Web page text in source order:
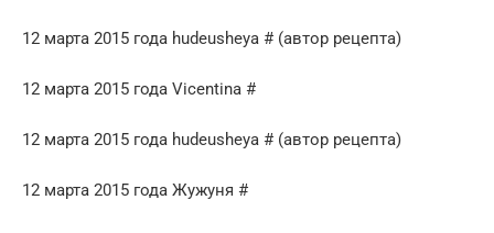
12 марта 2015 года hudeusheya # (автор рецепта)
12 марта 2015 года Vicentina #
12 марта 2015 года hudeusheya # (автор рецепта)
12 марта 2015 года Жужуня #